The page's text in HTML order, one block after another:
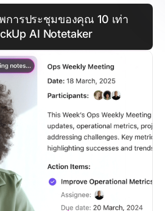
การประชุมของคุณ 10 เท่า
AI Notetaker